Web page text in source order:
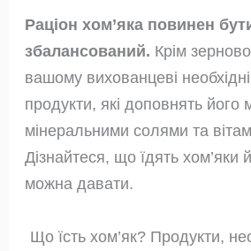
Раціон хом’яка повинен
збалансований. Крім
вашому вихованцеві необхідні
продукти, які доповнять його
мінеральними солями та
Дізнайтеся, що їдять хом’яки
можна давати.
Що їсть хом’як? Продукти,